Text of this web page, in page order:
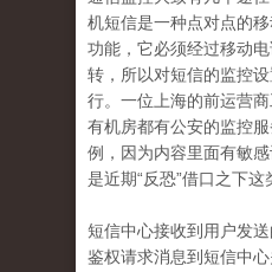
机短信是一种点对点的
功能，它必须经过移动
转，所以对短信的监控
行。一位上海的前运营
有机房都有公安的监控
例，因为内容里面有敏
是近期“反恐”借口之下这
短信中心接收到用户发
鉴权请求消息到短信中